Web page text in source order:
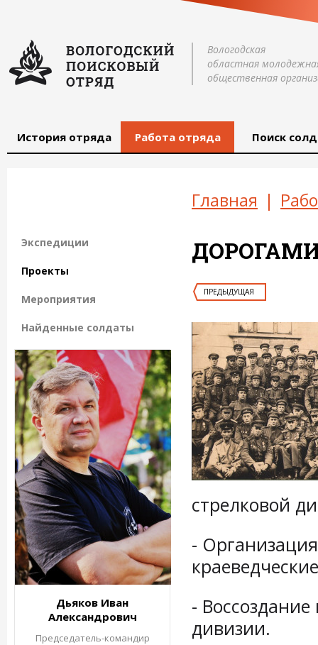
Вологодская
областная
общественная
История отряда Работа отряда Поиск
Главная |
ПРЕДЫДУЩАЯ
стрелковой
-
-
дивизии.
Экспедиции
Проекты
Мероприятия
Найденные солдаты
Дьяков Иван
Александрович
Председатель-командир